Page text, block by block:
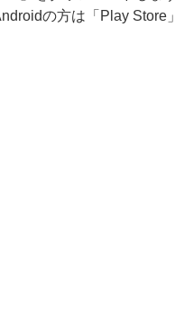
の方は「Play Store